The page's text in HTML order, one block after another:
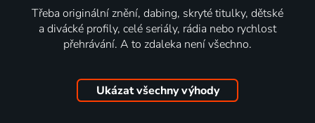
Třeba originální znění, dabing, skryté titulky, dětské
a divácké profily, celé seriály, rádia nebo rychlost
přehrávání. A to zdaleka není všechno.
Ukázat všechny výhody